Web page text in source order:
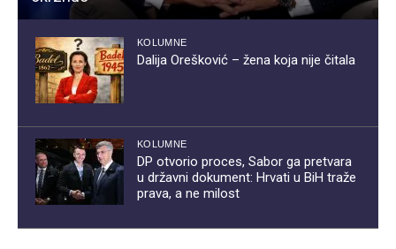
KOLUMNE
Dalija Orešković – žena koja nije čitala
KOLUMNE
DP otvorio proces, Sabor ga pretvara
u državni dokument: Hrvati u BiH traže
prava, a ne milost